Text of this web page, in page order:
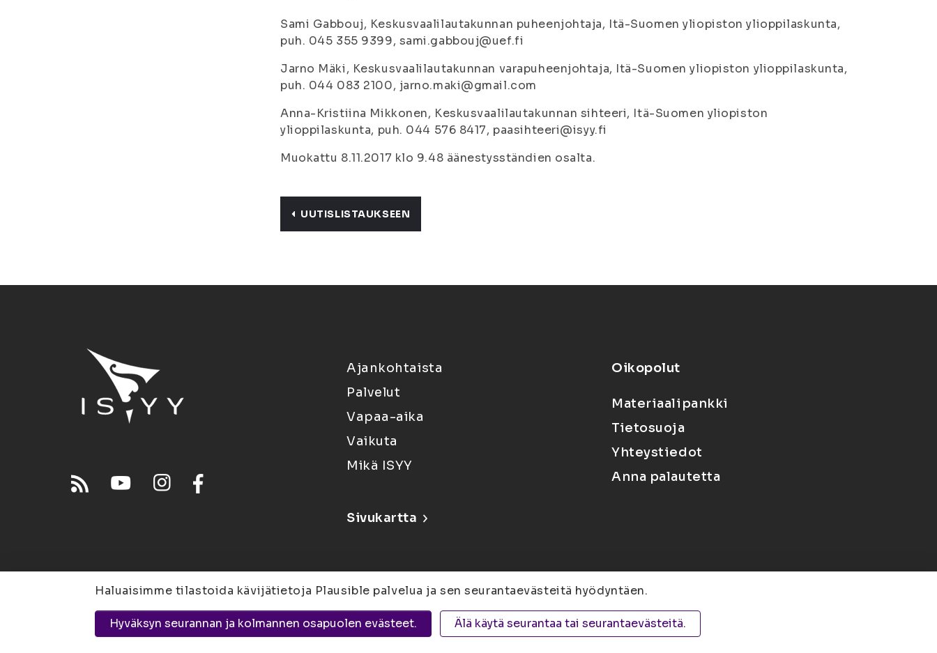
Sami Gabbouj, Keskusvaalilautakunnan puheenjohtaja, Itä-Suomen yliopiston ylioppilaskunta,
puh. 045 355 9399, sami.gabbouj@uef.fi
Jarno Mäki, Keskusvaalilautakunnan varapuheenjohtaja, Itä-Suomen yliopiston ylioppilaskunta,
puh. 044 083 2100, jarno.maki@gmail.com
Anna-Kristiina Mikkonen, Keskusvaalilautakunnan sihteeri, Itä-Suomen yliopiston
ylioppilaskunta, puh. 044 576 8417, paasihteeri@isyy.fi
Muokattu 8.11.2017 klo 9.48 äänestysständien osalta.
UUTISLISTAUKSEEN
Ajankohtaista
Palvelut
Vapaa-aika
Vaikuta
Mikä ISYY
Sivukartta
Oikopolut
Materiaalipankki
Tietosuoja
Yhteystiedot
Anna palautetta
Joensuu Suvantokatu 6, 80100 Joensuu | KuopioYliopistonranta 15, PL 1627, 70211 Kuopio
Haluaisimme tilastoida kävijätietoja Plausible palvelua ja sen seurantaevästeitä hyödyntäen.
Hyväksyn seurannan ja kolmannen osapuolen evästeet. Älä käytä seurantaa tai seurantaevästeitä.